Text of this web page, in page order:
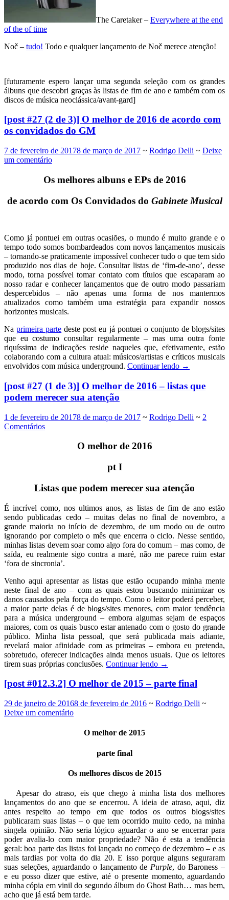
The Caretaker – Everywhere at the end
of the of time
Noč – tudo! Todo e qualquer lançamento de Noč merece atenção!
[futuramente espero lançar uma segunda seleção com os grandes
álbuns que descobri graças às listas de fim de ano e também com os
discos de música neoclássica/avant-gard]
[post #27 (2 de 3)] O melhor de 2016 de acordo com
os convidados do GM
7 de fevereiro de 20178 de março de 2017 ~ Rodrigo Delli ~ Deixe
um comentário
Os melhores albuns e EPs de 2016
de acordo com Os Convidados do Gabinete Musical
Como já pontuei em outras ocasiões, o mundo é muito grande e o
tempo todo somos bombardeados com novos lançamentos musicais
– tornando-se praticamente impossível conhecer tudo o que tem sido
produzido nos dias de hoje. Consultar listas de ‘fim-de-ano’, desse
modo, torna possível tomar contato com títulos que escaparam ao
nosso radar e conhecer lançamentos que de outro modo passariam
despercebidos – não apenas uma forma de nos mantermos
atualizados como também uma estratégia para expandir nossos
horizontes musicais.
Naprimeira parte deste post eu já pontuei o conjunto de blogs/sites
que eu costumo consultar regularmente – mas uma outra fonte
riquíssima de indicações reside naqueles que, efetivamente, estão
colaborando com a cultura atual: músicos/artistas e críticos musicais
envolvidos com música underground. Continuar lendo →
[post #27 (1 de 3)] O melhor de 2016 – listas que
podem merecer sua atenção
1 de fevereiro de 20178 de março de 2017 ~ Rodrigo Delli ~ 2
Comentários
O melhor de 2016
pt I
Listas que podem merecer sua atenção
É incrível como, nos ultimos anos, as listas de fim de ano estão
sendo publicadas cedo – muitas delas no final de novembro, a
grande maioria no início de dezembro, de um modo ou de outro
ignorando por completo o mês que encerra o ciclo. Nesse sentido,
minhas listas devem soar como algo fora do comum – mas como, de
saída, eu realmente sigo contra a maré, não me parece ruim estar
‘fora de sincronia’.
Venho aqui apresentar as listas que estão ocupando minha mente
neste final de ano – com as quais estou buscando minimizar os
danos causados pela força do tempo. Como o leitor poderá perceber,
a maior parte delas é de blogs/sites menores, com maior tendência
para a música underground – embora algumas sejam de espaços
maiores, com os quais busco estar antenado com o gosto do grande
público. Minha lista pessoal, que será publicada mais adiante,
revelará maior afinidade com as primeiras – embora eu pretenda,
sobretudo, oferecer indicações ainda menos usuais. Que os leitores
tirem suas próprias conclusões. Continuar lendo →
[post #012.3.2] O melhor de 2015 – parte final
29 de janeiro de 20168 de fevereiro de 2016 ~ Rodrigo Delli ~
Deixe um comentário
O melhor de 2015
parte final
Os melhores discos de 2015
Apesar do atraso, eis que chego à minha lista dos melhores
lançamentos do ano que se encerrou. A ideia de atraso, aqui, diz
antes respeito ao tempo em que todos os outros blogs/sites
publicaram suas listas – o que tem ocorrido muito cedo, na minha
singela opinião. Não seria lógico aguardar o ano se encerrar para
poder avalia-lo com maior propriedade? Não é esta a tendência
geral: boa parte das listas foi lançada no começo de dezembro – e as
mais tardias por volta do dia 20. E isso porque alguns seguraram
suas seleções, aguardando o lançamento de Purple, do Baroness –
e eu posso dizer que estive, até o presente momento, aguardando
minha cópia em vinil do segundo álbum do Ghost Bath… mas bem,
acho que já está bem tarde.